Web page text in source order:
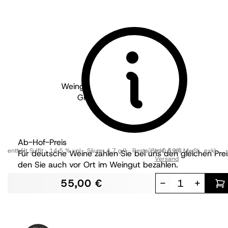
Weingut Peth-Wetz - Pfalz
2022
Grand Vintage MALBEC
trocken
Ab-Hof-Preis
Für deutsche Weine zahlen Sie bei uns den gleichen
den Sie auch vor Ort im Weingut bezahlen.
enthält Sulfit 14,5 % vol Säure:4,7 g/l Restsüße:0,5 g/l
55,00 €
Inkl. 19% MwSt.,exkl.
Versand
- +